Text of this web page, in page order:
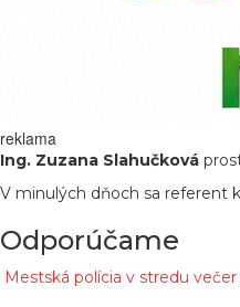
reklama
Ing. Zuzana Slahučková
V minulých dňoch sa referent
Odporúčame
Mestská polícia v stredu